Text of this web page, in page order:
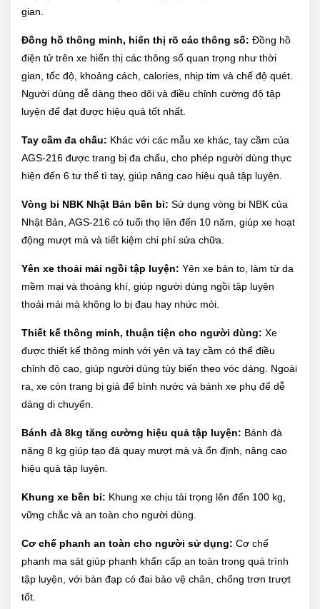
gian.
Đồng hồ thông minh, hiển thị rõ các thông số: Đồng hồ
điện tử trên xe hiển thị các thông số quan trọng như thời
gian, tốc độ, khoảng cách, calories, nhịp tim và chế độ quét.
Người dùng dễ dàng theo dõi và điều chỉnh cường độ tập
luyện để đạt được hiệu quả tốt nhất.
Tay cầm đa chấu: Khác với các mẫu xe khác, tay cầm của
AGS-216 được trang bị đa chấu, cho phép người dùng thực
hiện đến 6 tư thế tì tay, giúp nâng cao hiệu quả tập luyện.
Vòng bi NBK Nhật Bản bền bỉ: Sử dụng vòng bi NBK của
Nhật Bản, AGS-216 có tuổi thọ lên đến 10 năm, giúp xe hoạt
động mượt mà và tiết kiệm chi phí sửa chữa.
Yên xe thoải mải ngồi tập luyện: Yên xe bản to, làm từ da
mềm mại và thoáng khí, giúp người dùng ngồi tập luyện
thoải mái mà không lo bị đau hay nhức mỏi.
Thiết kế thông minh, thuận tiện cho người dùng: Xe
được thiết kế thông minh với yên và tay cầm có thể điều
chỉnh độ cao, giúp người dùng tùy biến theo vóc dáng. Ngoài
ra, xe còn trang bị giá để bình nước và bánh xe phụ để dễ
dàng di chuyển.
Bánh đà 8kg tăng cường hiệu quả tập luyện: Bánh đà
nặng 8 kg giúp tạo đà quay mượt mà và ổn định, nâng cao
hiệu quả tập luyện.
Khung xe bền bỉ: Khung xe chịu tải trọng lên đến 100 kg,
vững chắc và an toàn cho người dùng.
Cơ chế phanh an toàn cho người sử dụng: Cơ chế
phanh ma sát giúp phanh khẩn cấp an toàn trong quá trình
tập luyện, với bàn đạp có đai bảo vệ chân, chống trơn trượt
tốt.